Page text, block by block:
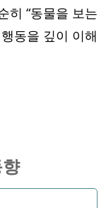
히 “동물을 보는
동을 깊이 이해